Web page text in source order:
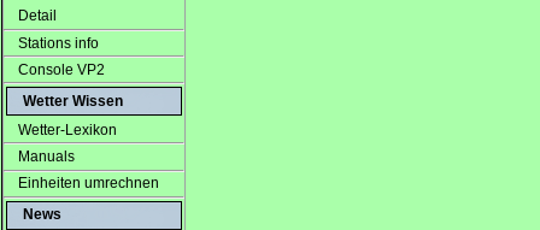
Detail
Stations info
Console VP2
Wetter Wissen
Wetter-Lexikon
Manuals
Einheiten umrechnen
News